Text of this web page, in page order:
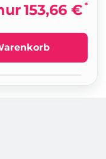
153,66 € *